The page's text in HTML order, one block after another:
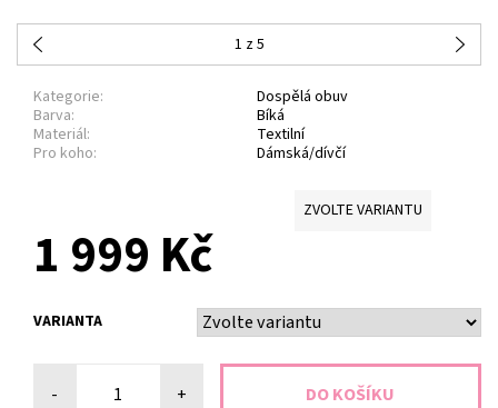
1 z 5
Kategorie:
Dospělá obuv
Barva:
Bíká
Materiál:
Textilní
Pro koho:
Dámská/dívčí
ZVOLTE VARIANTU
1 999 Kč
VARIANTA
- +